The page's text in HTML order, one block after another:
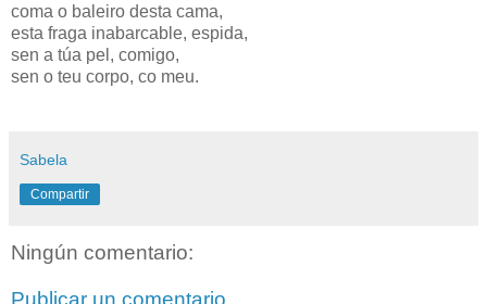
coma o baleiro desta cama,
esta fraga inabarcable, espida,
sen a túa pel, comigo,
sen o teu corpo, co meu.
Sabela
Compartir
Ningún comentario:
Publicar un comentario